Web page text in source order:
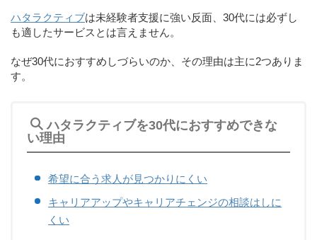
ハタラクティブは未経験者支援に強い反面、30代には必ずし
も適したサービスとは言えません。
なぜ30代におすすめしづらいのか、その理由は主に2つありま
す。
ハタラクティブを30代におすすめできな
い理由
希望に合う求人が見つかりにくい
キャリアアップやキャリアチェンジの相談はしに
くい